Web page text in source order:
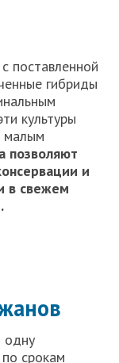
поставленной
гибриды
культуры
малым
позволяют
и
в свежем
одну
срокам